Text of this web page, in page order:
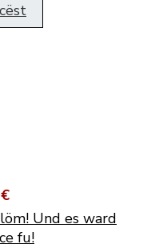
Und es ward
fu!